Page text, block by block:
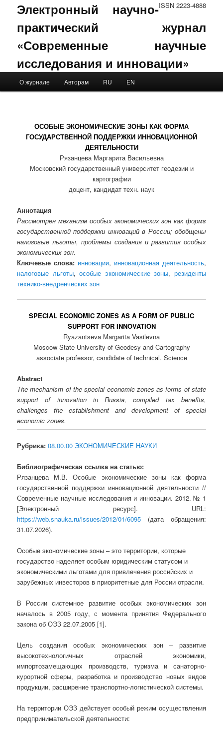
ISSN 2223-4888
Электронный научно-
практический журнал
«Современные научные
исследования и инновации»
Skip to primary content
Skip to secondary content
О журнале Авторам RU EN
ОСОБЫЕ ЭКОНОМИЧЕСКИЕ ЗОНЫ КАК ФОРМА
ГОСУДАРСТВЕННОЙ ПОДДЕРЖКИ ИННОВАЦИОННОЙ
ДЕЯТЕЛЬНОСТИ
Рязанцева Маргарита Васильевна
Московский государственный университет геодезии и
картографии
доцент, кандидат техн. наук
Аннотация
Рассмотрен механизм особых экономических зон как формs
государственной поддержки инноваций в России; обобщены
налоговые льготы, проблемы создания и развития особых
экономических зон.
Ключевые слова: инновации, инновационная деятельность,
налоговые льготы,особые экономические зоны, резиденты
технико-внедренческих зон
SPECIAL ECONOMIC ZONES AS A FORM OF PUBLIC
SUPPORT FOR INNOVATION
Ryazantseva Margarita Vasilevna
Moscow State University of Geodesy and Cartography
associate professor, candidate of technical. Science
Abstract
The mechanism of the special economic zones as forms of state
support of innovation in Russia, compiled tax benefits,
challenges the establishment and development of special
economic zones.
Рубрика: 08.00.00 ЭКОНОМИЧЕСКИЕ НАУКИ
Библиографическая ссылка на статью:
Рязанцева М.В. Особые экономические зоны как форма
государственной поддержки инновационной деятельности //
Современные научные исследования и инновации. 2012. № 1
[Электронный ресурс]. URL:
https://web.snauka.ru/issues/2012/01/6095 (дата обращения:
31.07.2026).
Особые экономические зоны – это территории, которые
государство наделяет особым юридическим статусом и
экономическими льготами для привлечения российских и
зарубежных инвесторов в приоритетные для России отрасли.
В России системное развитие особых экономических зон
началось в 2005 году, с момента принятия Федерального
закона об ОЭЗ 22.07.2005 [1].
Цель создания особых экономических зон – развитие
высокотехнологичных отраслей экономики,
импортозамещающих производств, туризма и санаторно-
курортной сферы, разработка и производство новых видов
продукции, расширение транспортно-логистической системы.
На территории ОЭЗ действует особый режим осуществления
предпринимательской деятельности: